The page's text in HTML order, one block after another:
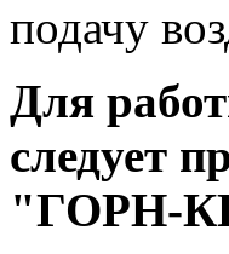
подачу
Для
следует
"ГОРН-